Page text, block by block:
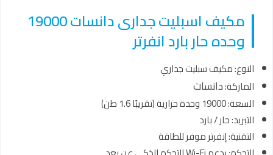
مكيف اسبليت جدارى دانسات 19000
وحده حار بارد انفرتر
النوع: مكيف سبليت جداري
الماركة:دانسات
السعة: 19000 وحدة حرارية (تقريبًا 1.6 طن)
التبريد: حار / بارد
التقنية: إنفرتر موفر للطاقة